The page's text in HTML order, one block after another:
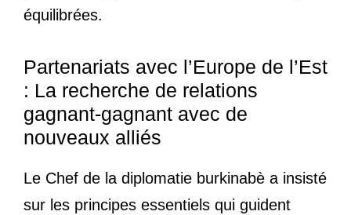
équilibrées.
Partenariats avec l’Europe de l’Est
: La recherche de relations
gagnant-gagnant avec de
nouveaux alliés
Le Chef de la diplomatie burkinabè a insisté
sur les principes essentiels qui guident